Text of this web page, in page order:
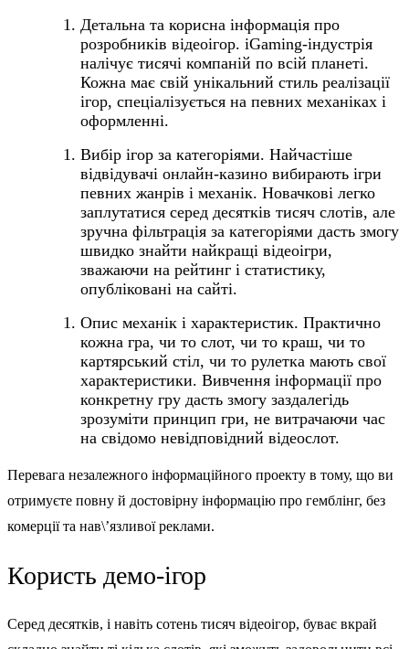
Детальна та корисна інформація про
розробників відеоігор. iGaming-індустрія
налічує тисячі компаній по всій планеті.
Кожна має свій унікальний стиль реалізації
ігор, спеціалізується на певних механіках і
оформленні.
Вибір ігор за категоріями. Найчастіше
відвідувачі онлайн-казино вибирають ігри
певних жанрів і механік. Новачкові легко
заплутатися серед десятків тисяч слотів, але
зручна фільтрація за категоріями дасть змогу
швидко знайти найкращі відеоігри,
зважаючи на рейтинг і статистику,
опубліковані на сайті.
Опис механік і характеристик. Практично
кожна гра, чи то слот, чи то краш, чи то
картярський стіл, чи то рулетка мають свої
характеристики. Вивчення інформації про
конкретну гру дасть змогу заздалегідь
зрозуміти принцип гри, не витрачаючи час
на свідомо невідповідний відеослот.
Перевага незалежного інформаційного проекту в тому, що ви
отримуєте повну й достовірну інформацію про гемблінг, без
комерції та нав\’язливої реклами.
Користь демо-ігор
Серед десятків, і навіть сотень тисяч відеоігор, буває вкрай